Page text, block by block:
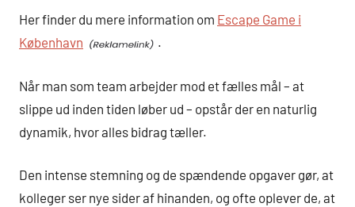
Her finder du mere information om Escape Game i
København
.
Når man som team arbejder mod et fælles mål – at
slippe ud inden tiden løber ud – opstår der en naturlig
dynamik, hvor alles bidrag tæller.
Den intense stemning og de spændende opgaver gør, at
kolleger ser nye sider af hinanden, og ofte oplever de, at